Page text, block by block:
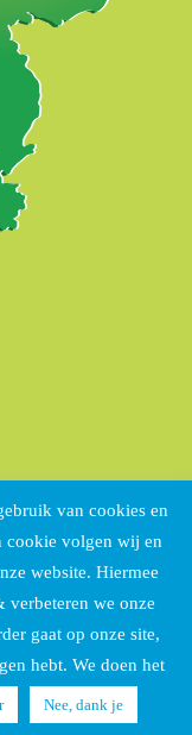
De Fryske
website.
Marren|Privacy
van cookies en
cookie volgen wij en
website. Hiermee
verbeteren we onze
gaat op onze site,
hebt. We doen het
Nee, dank je